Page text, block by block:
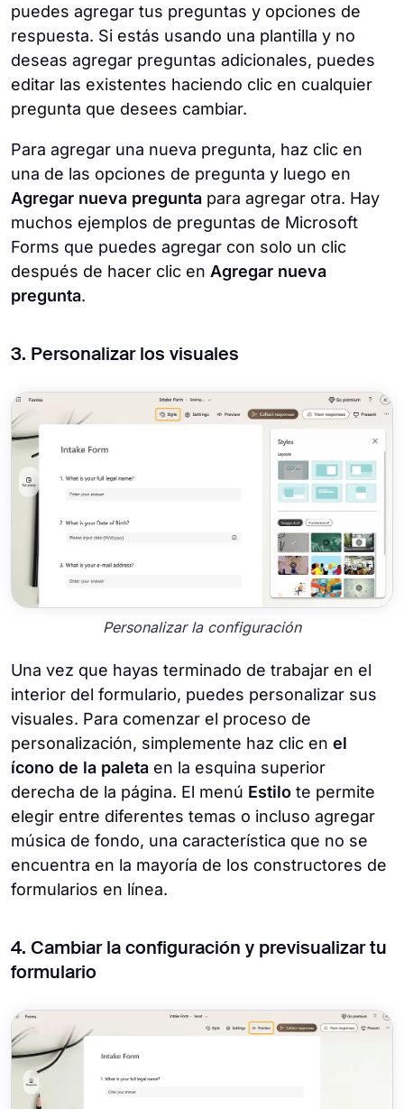
puedes agregar tus preguntas y opciones de
respuesta. Si estás usando una plantilla y no
deseas agregar preguntas adicionales, puedes
editar las existentes haciendo clic en cualquier
pregunta que desees cambiar.
Para agregar una nueva pregunta, haz clic en
una de las opciones de pregunta y luego en
Agregar nueva pregunta para agregar otra. Hay
muchos ejemplos de preguntas de Microsoft
Forms que puedes agregar con solo un clic
después de hacer clic en Agregar nueva
pregunta.
3. Personalizar los visuales
Personalizar la configuración
Una vez que hayas terminado de trabajar en el
interior del formulario, puedes personalizar sus
visuales. Para comenzar el proceso de
personalización, simplemente haz clic en el
ícono de la paleta en la esquina superior
derecha de la página. El menú Estilo te permite
elegir entre diferentes temas o incluso agregar
música de fondo, una característica que no se
encuentra en la mayoría de los constructores de
formularios en línea.
4. Cambiar la configuración y previsualizar tu
formulario